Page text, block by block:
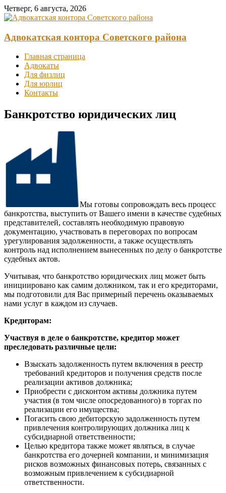
Перейти
к
Четверг, 6 августа, 2026
Адвокатская контора Советского района
Главная страница
Адвокаты
Для физлиц
Для юрлиц
Контакты
Банкротство юридических лиц
Мы готовы сопровождать весь процесс
банкротства, выступить от Вашего имени в качестве судебных
представителей, составлять необходимую правовую
документацию, участвовать в переговорах по вопросам
урегулирования задолженности, а также осуществлять
контроль над исполнением вынесенных по делу о банкротстве
судебных актов.
Учитывая, что банкротство юридических лиц может быть
инициировано как самим должником, так и его кредиторами,
мы подготовили для Вас примерный перечень оказываемых
нами услуг в каждом из случаев.
Кредиторам:
Участвуя в деле о банкротстве, кредитор может
преследовать различные цели:
Взыскать задолженность путем включения в реестр
требований кредиторов и получения средств после
реализации активов должника;
Приобрести с дисконтом активы должника путем
участия (в том числе опосредованного) в торгах по
реализации его имущества;
Погасить свою дебиторскую задолженность путем
привлечения контролирующих должника лиц к
субсидиарной ответственности;
Целью кредитора также может являться, в случае
банкротства его дочерней компании, и минимизация
рисков возможных финансовых потерь, связанных с
возможным привлечением к субсидиарной
ответственности.